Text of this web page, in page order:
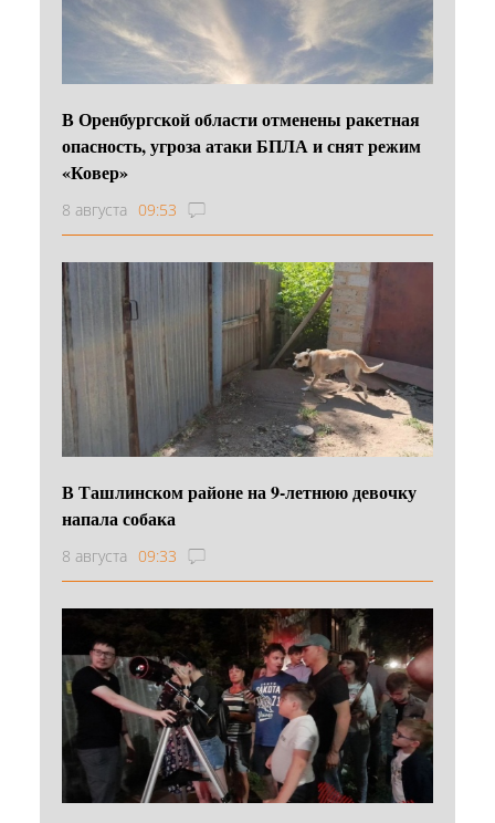
В Оренбургской области отменены ракетная
опасность, угроза атаки БПЛА и снят режим
«Ковер»
8 августа 09:53
В Ташлинском районе на 9-летнюю девочку
напала собака
8 августа 09:33